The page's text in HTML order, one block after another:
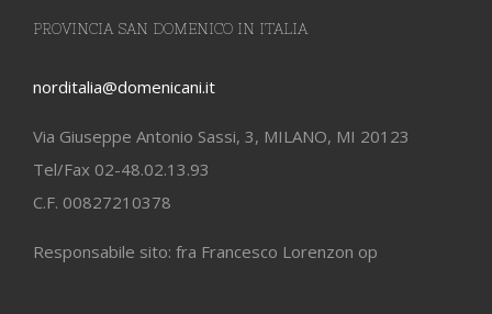
PROVINCIA SAN DOMENICO IN ITALIA
norditalia@domenicani.it
Via Giuseppe Antonio Sassi, 3, MILANO, MI 20123
Tel/Fax 02-48.02.13.93
C.F. 00827210378
Responsabile sito: fra Francesco Lorenzon op